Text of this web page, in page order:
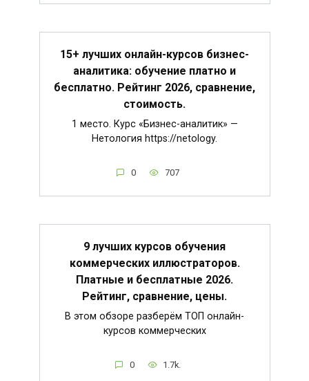
15+ лучших онлайн-курсов бизнес-
аналитика: обучение платно и
бесплатно. Рейтинг 2026, сравнение,
стоимость.
1 место. Курс «Бизнес-аналитик» —
Нетология https://netology.
0 707
9 лучших курсов обучения
коммерческих иллюстраторов.
Платные и бесплатные 2026.
Рейтинг, сравнение, цены.
В этом обзоре разберём ТОП онлайн-
курсов коммерческих
0 1.7k.